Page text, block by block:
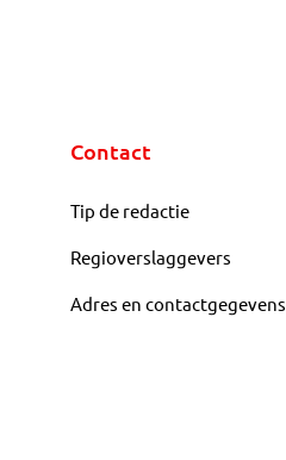
Contact
Tip de redactie
Regioverslaggevers
Adres en contactgegevens